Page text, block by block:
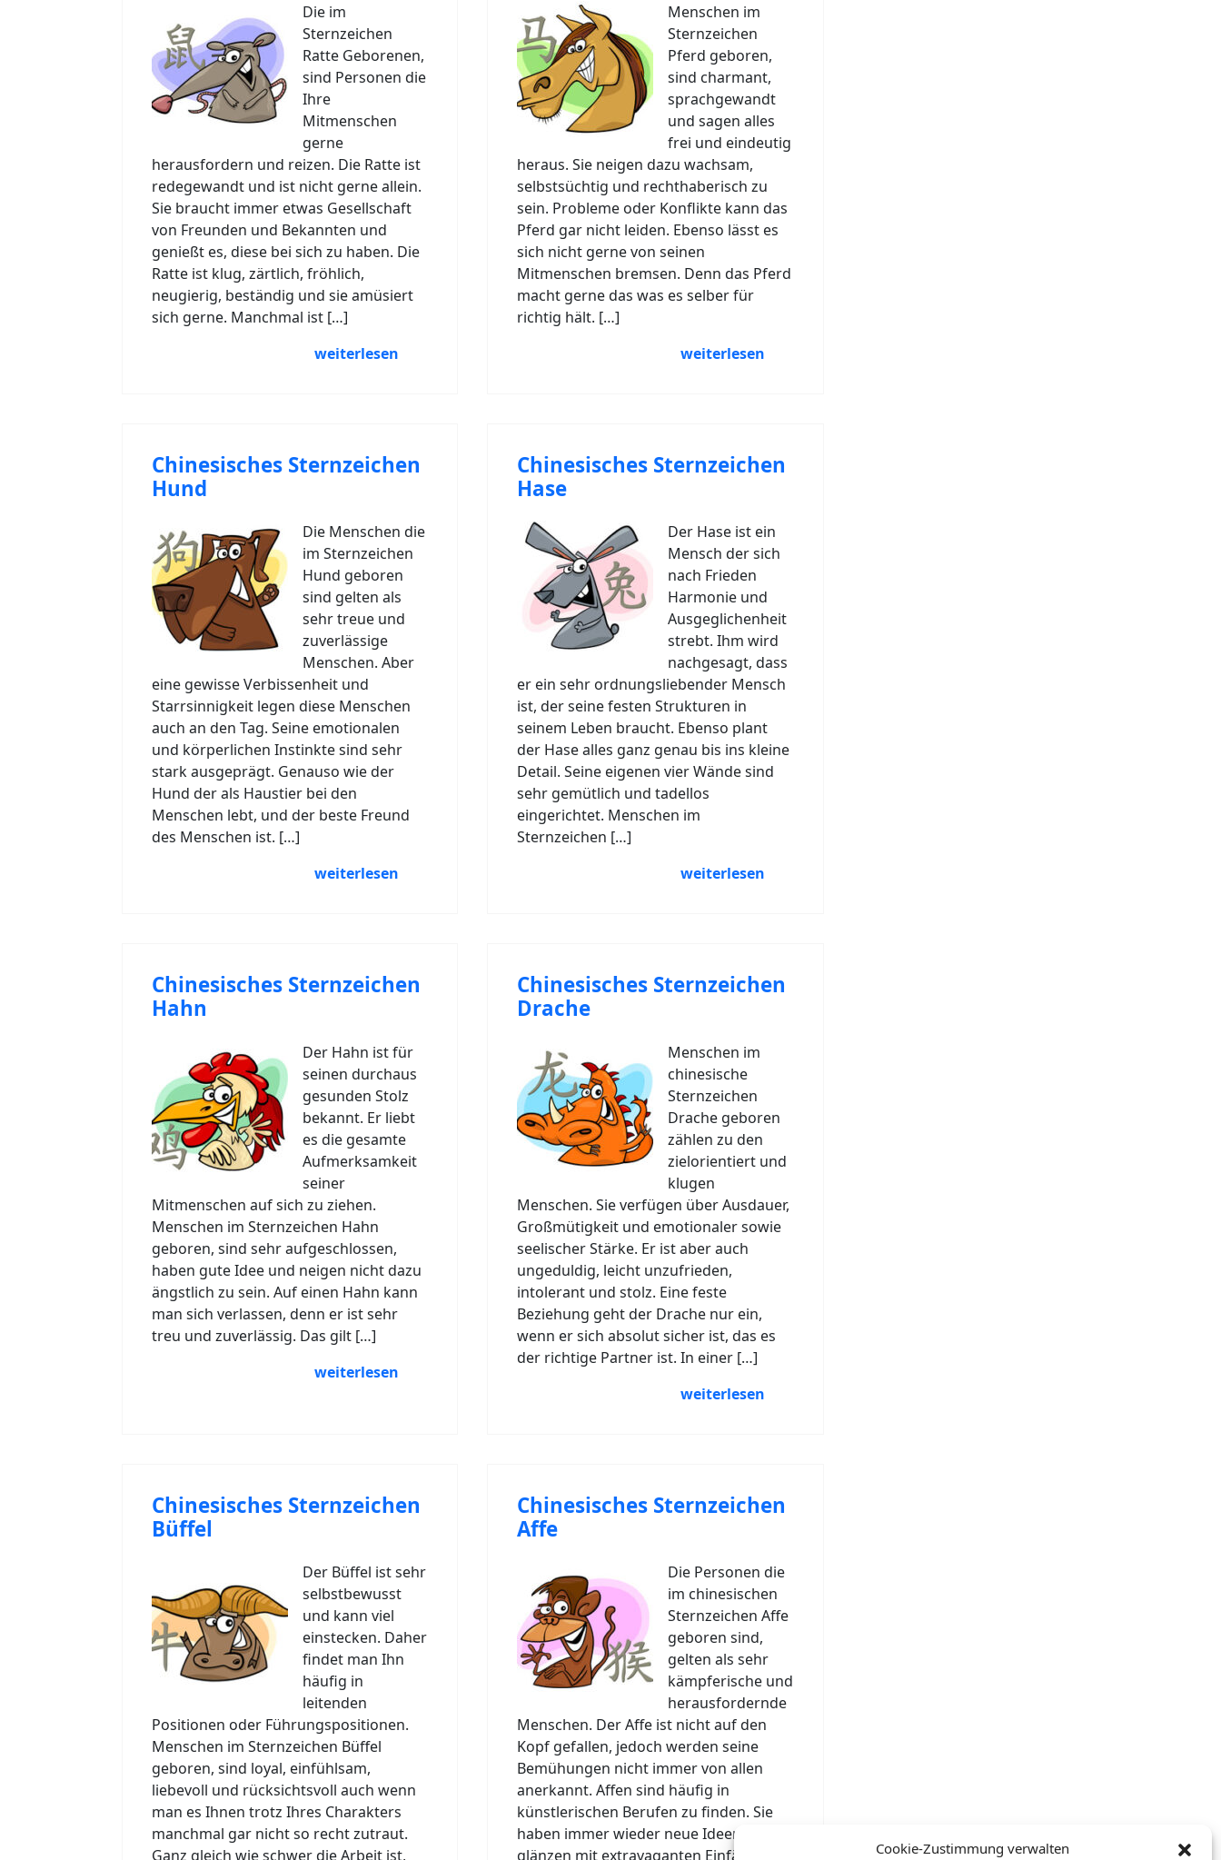
Cookie-Zustimmung verwalten
Die im
Sternzeichen
Ratte Geborenen,
sind Personen die
Ihre
Mitmenschen
gerne
herausfordern und reizen. Die Ratte ist
redegewandt und ist nicht gerne allein.
Sie braucht immer etwas Gesellschaft
von Freunden und Bekannten und
genießt es, diese bei sich zu haben. Die
Ratte ist klug, zärtlich, fröhlich,
neugierig, beständig und sie amüsiert
sich gerne. Manchmal ist […]
weiterlesen
Menschen im
Sternzeichen
Pferd geboren,
sind charmant,
sprachgewandt
und sagen alles
frei und eindeutig
heraus. Sie neigen dazu wachsam,
selbstsüchtig und rechthaberisch zu
sein. Probleme oder Konflikte kann das
Pferd gar nicht leiden. Ebenso lässt es
sich nicht gerne von seinen
Mitmenschen bremsen. Denn das Pferd
macht gerne das was es selber für
richtig hält. […]
weiterlesen
Chinesisches Sternzeichen
Hund
Die Menschen die
im Sternzeichen
Hund geboren
sind gelten als
sehr treue und
zuverlässige
Menschen. Aber
eine gewisse Verbissenheit und
Starrsinnigkeit legen diese Menschen
auch an den Tag. Seine emotionalen
und körperlichen Instinkte sind sehr
stark ausgeprägt. Genauso wie der
Hund der als Haustier bei den
Menschen lebt, und der beste Freund
des Menschen ist. […]
weiterlesen
Chinesisches Sternzeichen
Hase
Der Hase ist ein
Mensch der sich
nach Frieden
Harmonie und
Ausgeglichenheit
strebt. Ihm wird
nachgesagt, dass
er ein sehr ordnungsliebender Mensch
ist, der seine festen Strukturen in
seinem Leben braucht. Ebenso plant
der Hase alles ganz genau bis ins kleine
Detail. Seine eigenen vier Wände sind
sehr gemütlich und tadellos
eingerichtet. Menschen im
Sternzeichen […]
weiterlesen
Chinesisches Sternzeichen
Hahn
Der Hahn ist für
seinen durchaus
gesunden Stolz
bekannt. Er liebt
es die gesamte
Aufmerksamkeit
seiner
Mitmenschen auf sich zu ziehen.
Menschen im Sternzeichen Hahn
geboren, sind sehr aufgeschlossen,
haben gute Idee und neigen nicht dazu
ängstlich zu sein. Auf einen Hahn kann
man sich verlassen, denn er ist sehr
treu und zuverlässig. Das gilt […]
weiterlesen
Chinesisches Sternzeichen
Drache
Menschen im
chinesische
Sternzeichen
Drache geboren
zählen zu den
zielorientiert und
klugen
Menschen. Sie verfügen über Ausdauer,
Großmütigkeit und emotionaler sowie
seelischer Stärke. Er ist aber auch
ungeduldig, leicht unzufrieden,
intolerant und stolz. Eine feste
Beziehung geht der Drache nur ein,
wenn er sich absolut sicher ist, das es
der richtige Partner ist. In einer […]
weiterlesen
Chinesisches Sternzeichen
Büffel
Der Büffel ist sehr
selbstbewusst
und kann viel
einstecken. Daher
findet man Ihn
häufig in
leitenden
Positionen oder Führungspositionen.
Menschen im Sternzeichen Büffel
geboren, sind loyal, einfühlsam,
liebevoll und rücksichtsvoll auch wenn
man es Ihnen trotz Ihres Charakters
manchmal gar nicht so recht zutraut.
Ganz gleich wie schwer die Arbeit ist,
Chinesisches Sternzeichen
Affe
Die Personen die
im chinesischen
Sternzeichen Affe
geboren sind,
gelten als sehr
kämpferische und
herausfordernde
Menschen. Der Affe ist nicht auf den
Kopf gefallen, jedoch werden seine
Bemühungen nicht immer von allen
anerkannt. Affen sind häufig in
künstlerischen Berufen zu finden. Sie
haben immer wieder neue Ideen und
glänzen mit extravaganten Einfällen, die